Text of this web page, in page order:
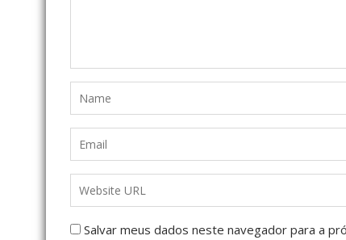
Salvar meus dados neste navegador para a